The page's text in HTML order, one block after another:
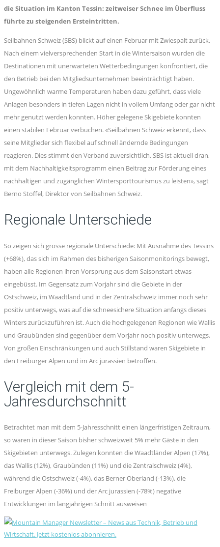
die Situation im Kanton Tessin: zeitweiser Schnee im Überfluss
führte zu steigenden Ersteintritten.
Seilbahnen Schweiz (SBS) blickt auf einen Februar mit Zwiespalt zurück.
Nach einem vielversprechenden Start in die Wintersaison wurden die
Destinationen mit unerwarteten Wetterbedingungen konfrontiert, die
den Betrieb bei den Mitgliedsunternehmen beeinträchtigt haben.
Ungewöhnlich warme Temperaturen haben dazu geführt, dass viele
Anlagen besonders in tiefen Lagen nicht in vollem Umfang oder gar nicht
mehr genutzt werden konnten. Höher gelegene Skigebiete konnten
einen stabilen Februar verbuchen. «Seilbahnen Schweiz erkennt, dass
seine Mitglieder sich flexibel auf schnell ändernde Bedingungen
reagieren. Dies stimmt den Verband zuversichtlich. SBS ist aktuell dran,
mit dem Nachhaltigkeitsprogramm einen Beitrag zur Förderung eines
nachhaltigen und zugänglichen Wintersporttourismus zu leisten», sagt
Berno Stoffel, Direktor von Seilbahnen Schweiz.
Regionale Unterschiede
So zeigen sich grosse regionale Unterschiede: Mit Ausnahme des Tessins
(+68%), das sich im Rahmen des bisherigen Saisonmonitorings bewegt,
haben alle Regionen ihren Vorsprung aus dem Saisonstart etwas
eingebüsst. Im Gegensatz zum Vorjahr sind die Gebiete in der
Ostschweiz, im Waadtland und in der Zentralschweiz immer noch sehr
positiv unterwegs, was auf die schneesichere Situation anfangs dieses
Winters zurückzuführen ist. Auch die hochgelegenen Regionen wie Wallis
und Graubünden sind gegenüber dem Vorjahr noch positiv unterwegs.
Von großen Einschränkungen und auch Stillstand waren Skigebiete in
den Freiburger Alpen und im Arc jurassien betroffen.
Vergleich mit dem 5-
Jahresdurchschnitt
Betrachtet man mit dem 5-Jahresschnitt einen längerfristigen Zeitraum,
so waren in dieser Saison bisher schweizweit 5% mehr Gäste in den
Skigebieten unterwegs. Zulegen konnten die Waadtländer Alpen (17%),
das Wallis (12%), Graubünden (11%) und die Zentralschweiz (4%),
während die Ostschweiz (-4%), das Berner Oberland (-13%), die
Freiburger Alpen (-36%) und der Arc jurassien (-78%) negative
Entwicklungen im langjährigen Schnitt ausweisen